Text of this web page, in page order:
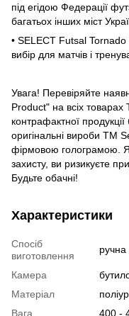
під егідою Федерації
багатьох інших міст
• SELECT Futsal
вибір для матчів і
Увага! Перевіряйте
Product" на всіх
контрафактної
оригінальні вироби TM
фірмовою голограмою.
захисту, ви ризикуєте
Будьте обачні!
Характеристики
Спосіб
виготовлення
ручна
Камера
Матеріал
Вага
400 -